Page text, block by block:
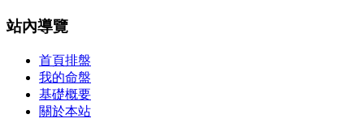
站內導覽
首頁排盤
我的命盤
基礎概要
關於本站